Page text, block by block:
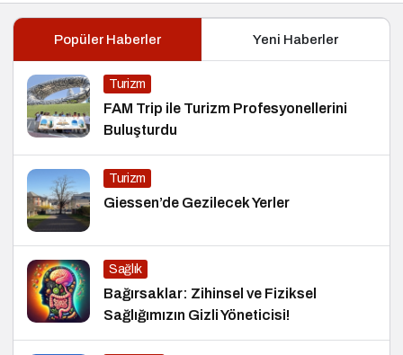
Popüler Haberler Yeni Haberler
Turizm
FAM Trip ile Turizm Profesyonellerini
Buluşturdu
Turizm
Giessen’de Gezilecek Yerler
Sağlık
Bağırsaklar: Zihinsel ve Fiziksel
Sağlığımızın Gizli Yöneticisi!